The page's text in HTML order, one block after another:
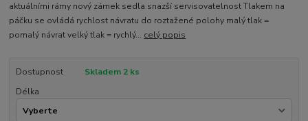
aktuálními rámy nový zámek sedla snazší servisovatelnost Tlakem na
páčku se ovládá rychlost návratu do roztažené polohy malý tlak =
pomalý návrat velký tlak = rychlý... celý popis
Dostupnost
Skladem 2 ks
Délka